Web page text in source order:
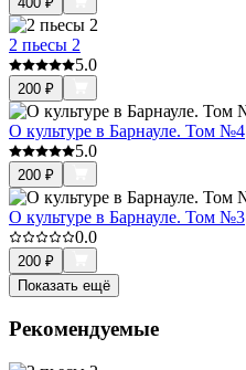
2 пьесы 2
5.0
200 ₽
О культуре в Барнауле. Том №4
5.0
200 ₽
О культуре в Барнауле. Том №3
0.0
200 ₽
Показать ещё
Рекомендуемые